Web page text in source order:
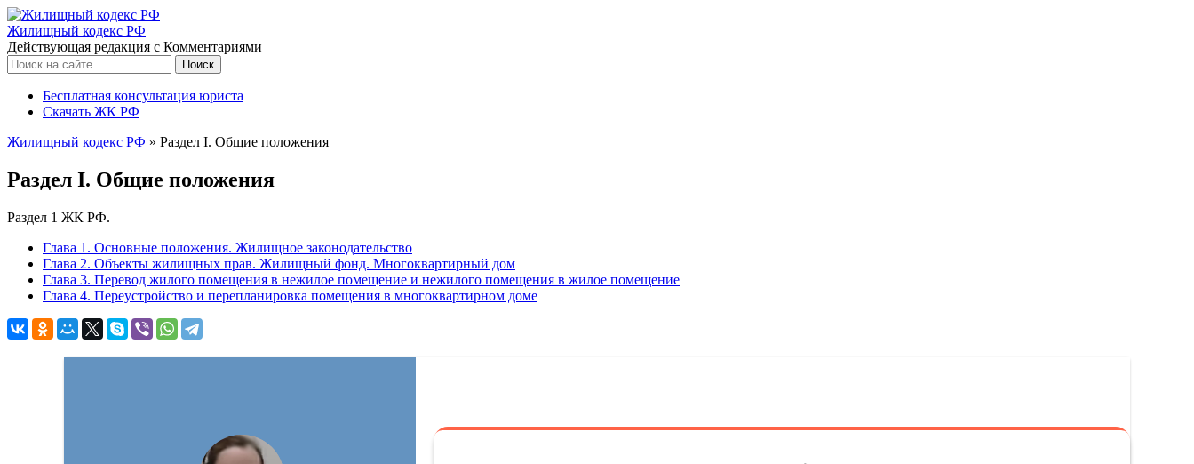
Жилищный кодекс РФ
Действующая редакция с Комментариями
Бесплатная консультация юриста
Скачать ЖК РФ
Жилищный кодекс РФ » Раздел I. Общие положения
Раздел I. Общие положения
Раздел 1 ЖК РФ.
Глава 1. Основные положения. Жилищное законодательство
Глава 2. Объекты жилищных прав. Жилищный фонд. Многоквартирный дом
Глава 3. Перевод жилого помещения в нежилое помещение и нежилого помещения в жилое помещение
Глава 4. Переустройство и перепланировка помещения в многоквартирном доме